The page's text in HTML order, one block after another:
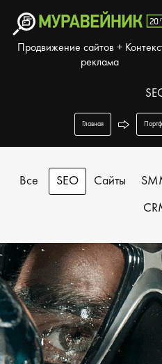
Продвижение сайтов +
реклама
Главная
Все SEO Сайты